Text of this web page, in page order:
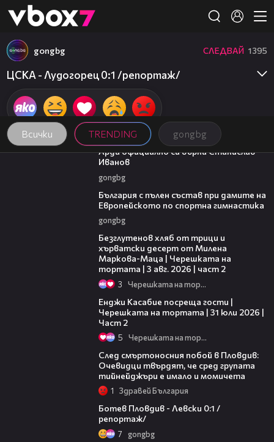
👾
Всички TRENDING gongbg
gongbg СЛЕДВАЙ 1395
ЦСКА - Лудогорец 0:1 /репортаж/
00:19
Арда официално си върна Станислав
Иванов
gongbg
България с пълен състав при дамите на
Европейското по спортна гимнастика
gongbg
Безглутенов хляб от трици и
хърватски десерт от Милена
Маркова-Маца | Черешката на
тортата | 3 авг. 2026 | част 2
3 Черешката на тортата
Енджи Касабие посреща гости |
Черешката на тортата | 31 юли 2026 |
Част 2
5 Черешката на тортата
След смъртоносния побой в Пловдив:
Очевидци твърдят, че сред групата
тийнейджъри е имало и момичета
1 Здравей България
Ботев Пловдив - Левски 0:1 /
репортаж/
7 gongbg